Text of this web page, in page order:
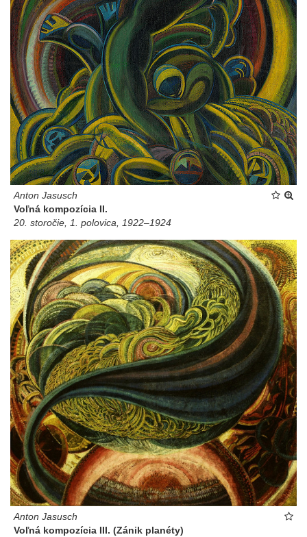
Anton Jasusch
Voľná kompozícia II.
20. storočie, 1. polovica, 1922–1924
Anton Jasusch
Voľná kompozícia III. (Zánik planéty)